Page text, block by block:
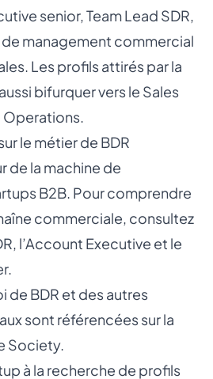
senior,Team Lead SDR,
management commercial
. Les profils attirés par la
bifurquer vers le Sales
Operations.
le métier de BDR
de la machine de
B2B. Pour comprendre
commerciale, consultez
, l’Account Executive et le
.
de BDR et des autres
sont référencées sur la
Society.
à la recherche de profils